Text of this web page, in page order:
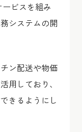
ビスを組み
システムの開
ン配送や物価
用しており、
きるようにし